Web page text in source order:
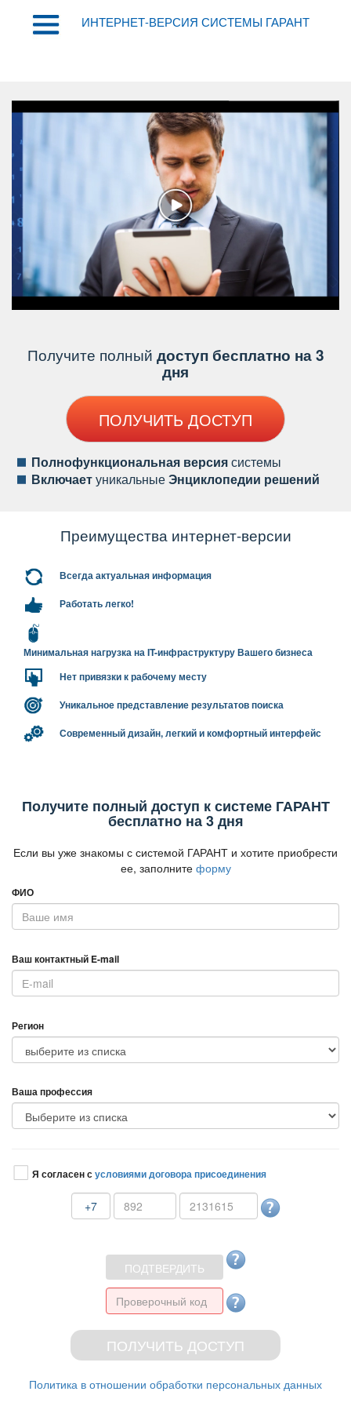
ИНТЕРНЕТ-ВЕРСИЯ СИСТЕМЫ ГАРАНТ
Получите полный доступ бесплатно на 3
дня
ПОЛУЧИТЬ ДОСТУП
Полнофункциональная версиясистемы
ключаетуникальныеЭнциклопедии решений
Преимущества интернет-версии
сегда актуальная информация
Работать легко!
Минимальная нагрузка на IT-инфраструктуру Вашего бизнеса
Нет привязки к рабочему месту
Уникальное представление результатов поиска
Современный дизайн, легкий и комфортный интерфейс
Получите полный доступ к системе ГАРАНТ
есплатно на 3 дня
Если вы уже знакомы с системой ГАРАНТ и хотите приобрести
ее, заполните форму
ФИО
аш контактный E-mail
Регион
аша профессия
Я согласен сусловиями договора присоединения
+7
Политика в отношении обработки персональных данных